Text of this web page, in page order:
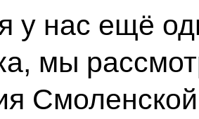
у нас ещё
мы